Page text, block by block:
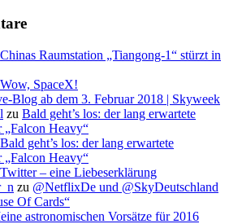
Chinas Raumstation „Tiangong-1“ stürzt in
Wow, SpaceX!
Blog ab dem 3. Februar 2018 | Skyweek
zu Bald geht’s los: der lang erwartete
„Falcon Heavy“
Bald geht’s los: der lang erwartete
„Falcon Heavy“
Twitter – eine Liebeserklärung
zu @NetflixDe und @SkyDeutschland
Of Cards“
astronomischen Vorsätze für 2016